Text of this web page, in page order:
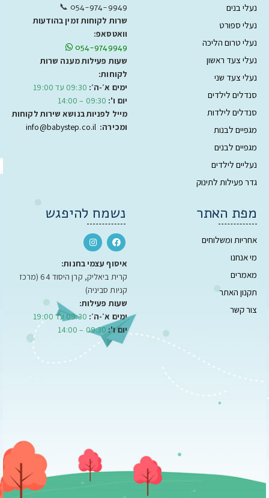
נשמח להיפגש
איסוף עצמי בחנות:
קרית ביאליק, קרן היסוד 64 (מרכז
קניות סביניה)
שעות פעילות:
ימים א׳-ה׳: 09:30 עד 19:00
יום ו': 09:30 – 14:00
מפת האתר
אחריות ומשלוחים
מי אנחנו
מאמרים
תקנון האתר
צור קשר
054-974-9949 📞
שרות לקוחות זמין בהודעות
וואטסאפ:
054-9749949
שעות פעילות מענה שרות
לקוחות:
ימים א׳-ה׳: 09:30 עד 19:00
יום ו': 09:30 – 14:00
מייל לפניות בנושא שירות לקוחות
ומכירה: info@babystep.co.il
נעלי בנים
נעלי ספורט
נעלי טרום הליכה
נעלי צעד ראשון
נעלי צעד שני
סנדלים לילדים
סנדלים לילדות
מגפיים לבנות
מגפיים לבנים
נעליים לילדים
גדר פעילות לתינוק